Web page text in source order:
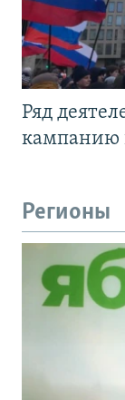
Ряд
кампанию
Регионы